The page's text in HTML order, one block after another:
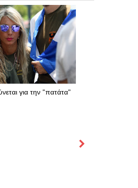
για την "πατάτα"